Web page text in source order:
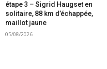
étape 3 – Sigrid Haugset en
solitaire, 88 km d’échappée,
maillot jaune
05/08/2026